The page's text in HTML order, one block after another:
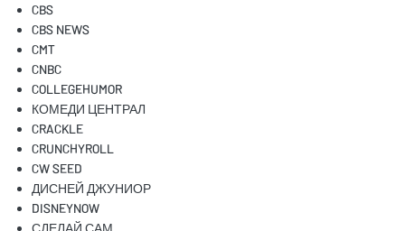
CBS
CBS NEWS
CMT
CNBC
COLLEGEHUMOR
КОМЕДИ ЦЕНТРАЛ
CRACKLE
CRUNCHYROLL
CW SEED
ДИСНЕЙ ДЖУНИОР
DISNEYNOW
СДЕЛАЙ САМ